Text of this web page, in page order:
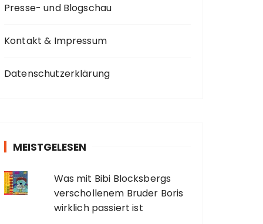
Presse- und Blogschau
Kontakt & Impressum
Datenschutzerklärung
MEISTGELESEN
Was mit Bibi Blocksbergs
verschollenem Bruder Boris
wirklich passiert ist